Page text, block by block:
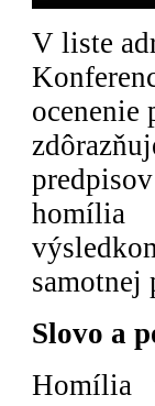
V liste
ocenenie
homília
samotnej
Slovo a
Homília